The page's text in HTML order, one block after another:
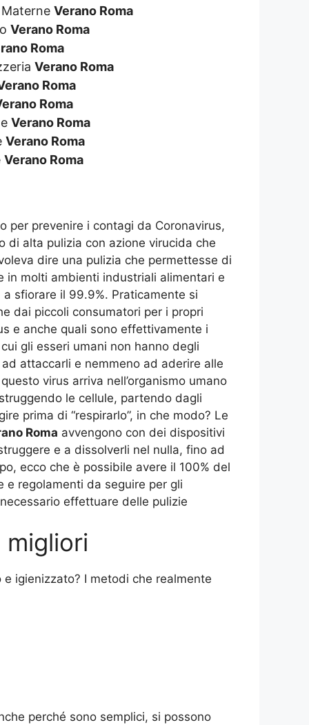
MaterneVerano Roma
Verano Roma
Roma
Verano Roma
Roma
Roma
Verano Roma
Verano Roma
Verano Roma
per prevenire i contagi da Coronavirus,
di alta pulizia con azione virucida che
dire una pulizia che permettesse di
in molti ambienti industriali alimentari e
sfiorare il 99.9%. Praticamente si
dai piccoli consumatori per i propri
e anche quali sono effettivamente i
gli esseri umani non hanno degli
attaccarli e nemmeno ad aderire alle
virus arriva nell’organismo umano
le cellule, partendo dagli
prima di “respirarlo”, in che modo? Le
Roma avvengono con dei dispositivi
e a dissolverli nel nulla, fino ad
ecco che è possibile avere il 100% del
e regolamenti da seguire per gli
effettuare delle pulizie
igienizzato? I metodi che realmente
perché sono semplici, si possono